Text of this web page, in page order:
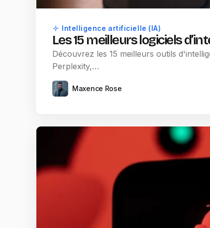
Intelligence artificielle (IA)
Les 15 meilleurs logiciels
Découvrez les 15 meilleurs outils
Perplexity,…
Maxence Rose